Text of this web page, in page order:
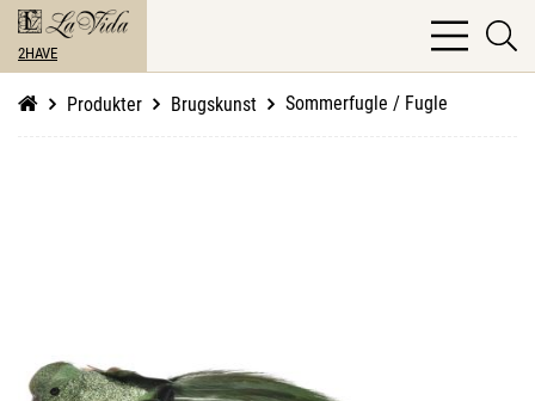
2HAVE
bars
light
Produkter Brugskunst Sommerfugle / Fugle